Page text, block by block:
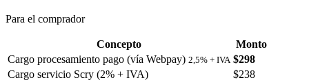
Para el comprador
Concepto
Monto
Cargo procesamiento pago (vía Webpay) 2,5% + IVA $298
Cargo servicio Scry (2% + IVA)
$238